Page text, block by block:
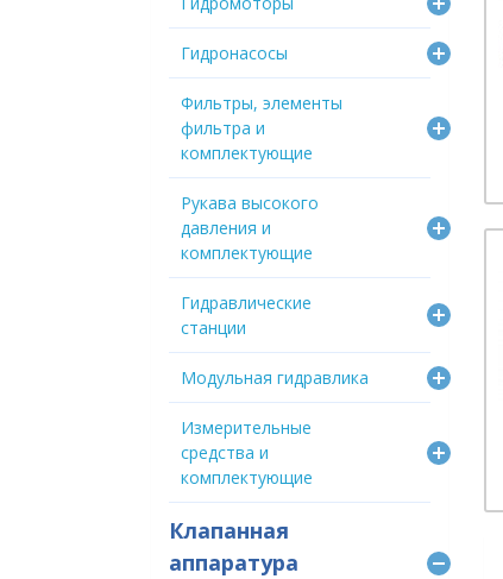
Гидронасосы
Фильтры, элементы
фильтра и
комплектующие
Рукава высокого
давления и
комплектующие
Гидравлические
станции
Модульная гидравлика
Измерительные
средства и
комплектующие
Клапанная
аппаратура